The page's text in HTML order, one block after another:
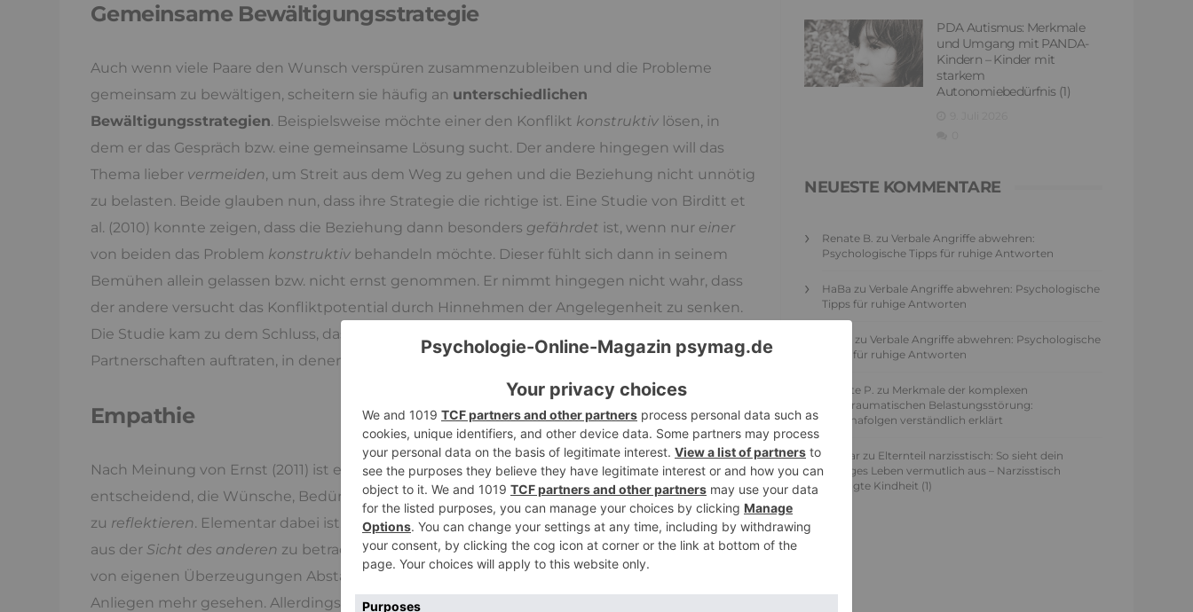
Gemeinsame Bewältigungsstrategie
Auch wenn viele Paare den Wunsch verspüren zusammenzubleiben und die Probleme
gemeinsam zu bewältigen, scheitern sie häufig an unterschiedlichen
Bewältigungsstrategien. Beispielsweise möchte einer den Konflikt konstruktiv lösen, in
dem er das Gespräch bzw. eine gemeinsame Lösung sucht. Der andere hingegen will das
Thema lieber vermeiden, um Streit aus dem Weg zu gehen und die Beziehung nicht unnötig
zu belasten. Beide glauben nun, dass ihre Strategie die richtige ist. Eine Studie von Birditt et
al. (2010) konnte zeigen, dass die Beziehung dann besonders gefährdet ist, wenn nur einer
von beiden das Problem konstruktiv behandeln möchte. Dieser fühlt sich dann in seinem
Bemühen allein gelassen bzw. nicht ernst genommen. Er nimmt hingegen nicht wahr, dass
der andere versucht das Konfliktpotential durch Hinnehmen der Angelegenheit zu senken.
Die Studie kam zu dem Schluss, dass die
Partnerschaften auftraten, in denen
die Konflikte konstruktiv angehen wollten.
Empathie
Nach Meinung von Ernst (2011) ist es bei der konstruktiven Problembewältigung
entscheidend, die Wünsche, Bedürfnisse und Meinungen des Gegenübers zuerfragen und
zu reflektieren. Elementar dabei ist, dem Partner genauzuzuhörenund die Dinge temporär
aus der Sicht des anderen zu betrachten. Dies macht es erforderlich, für eine gewisse Zeit
von eigenen Überzeugungen Abstand zu halten. Dadurch fühlt sich der andere in seinem
Anliegen mehr gesehen. Allerdings ist esnicht
PDA Autismus: Merkmale
und Umgang mit PANDA-
Kindern – Kinder mit
starkem
Autonomiebedürfnis (1)
NEUESTE KOMMENTARE
Renate B. zu Verbale Angriffe abwehren:
Psychologische Tipps für ruhige Antworten
HaBa zu Verbale Angriffe abwehren: Psychologische
Tipps für ruhige Antworten
zu Verbale Angriffe abwehren: Psychologische
Tipps für ruhige Antworten
Juliette P. zu Merkmale der komplexen
Posttraumatischen Belastungsstörung:
Traumafolgen verständlich erklärt
Ansgar zu Elternteil narzisstisch: So sieht dein
heutiges Leben vermutlich aus – Narzisstisch
geprägte Kindheit (1)